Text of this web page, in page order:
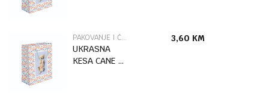
PAKOVANJE I ČESTITKE
UKRASNA
KESA CANE XL
3,60 KM